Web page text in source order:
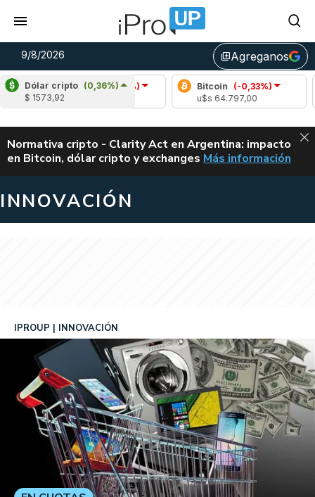
9/8/2026 library_addAgreganos
Dólar cripto (0,36%)
$ 1573,92
Arbitrum (-1,98%)
u$s 0,08
Bitcoin
(-0,33%)
u$s 64.797,00
ALERTA
Normativa cripto - Clarity Act en Argentina: impacto
en Bitcoin, dólar cripto y exchanges CLARITY ACT EN
Más información
INNOVACIÓN
IPROUP INNOVACIÓN